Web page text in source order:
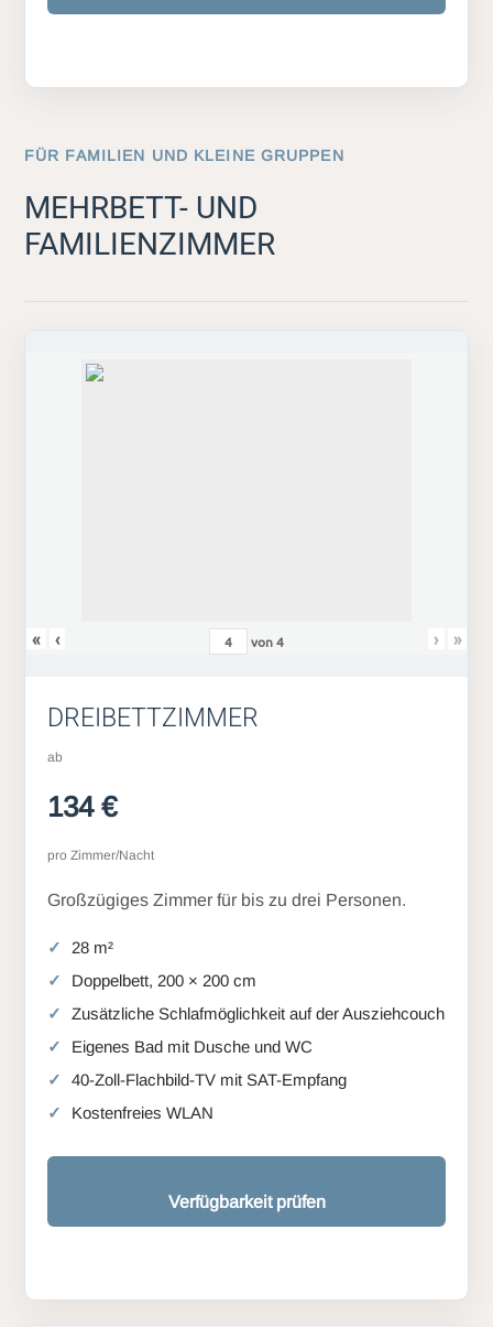
FÜR FAMILIEN UND KLEINE GRUPPEN
MEHRBETT- UND
FAMILIENZIMMER
« ‹ von4 › »
DREIBETTZIMMER
ab
134 €
pro Zimmer/Nacht
Großzügiges Zimmer für bis zu drei Personen.
28 m²
Doppelbett, 200 × 200 cm
Zusätzliche Schlafmöglichkeit auf der Ausziehcouch
Eigenes Bad mit Dusche und WC
40-Zoll-Flachbild-TV mit SAT-Empfang
Kostenfreies WLAN
Verfügbarkeit prüfen